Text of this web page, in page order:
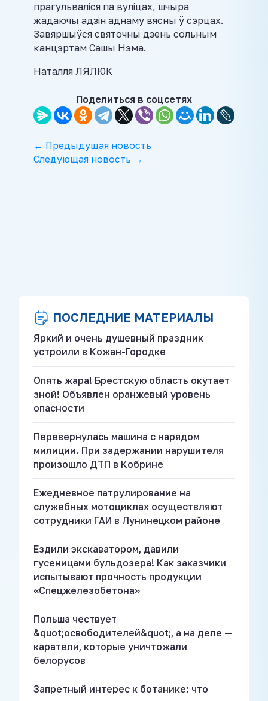
прагульваліся па вуліцах, шчыра
жадаючы адзін аднаму вясны ў сэрцах.
Завяршыўся святочны дзень сольным
канцэртам Сашы Нэма.
Наталля ЛЯЛЮК
Поделиться в соцсетях
← Предыдущая новость
Следующая новость →
ПОСЛЕДНИЕ МАТЕРИАЛЫ
Яркий и очень душевный праздник
устроили в Кожан-Городке
Опять жара! Брестскую область окутает
зной! Объявлен оранжевый уровень
опасности
Перевернулась машина с нарядом
милиции. При задержании нарушителя
произошло ДТП в Кобрине
Ежедневное патрулирование на
служебных мотоциклах осуществляют
сотрудники ГАИ в Лунинецком районе
Ездили экскаватором, давили
гусеницами бульдозера! Как заказчики
испытывают прочность продукции
«Спецжелезобетона»
Польша чествует
&quot;освободителей&quot;, а на деле —
каратели, которые уничтожали
белорусов
Запретный интерес к ботанике: что